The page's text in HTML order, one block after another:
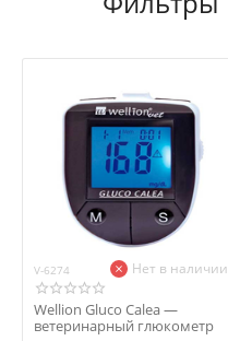
V-6274 Нет в наличии
Wellion Gluco Calea —
ветеринарный глюкометр